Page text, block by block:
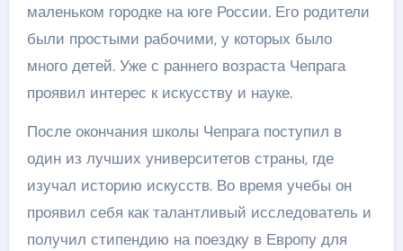
маленьком городке на юге России. Его родители
были простыми рабочими, у которых было
много детей. Уже с раннего возраста Чепрага
проявил интерес к искусству и науке.
После окончания школы Чепрага поступил в
один из лучших университетов страны, где
изучал историю искусств. Во время учебы он
проявил себя как талантливый исследователь и
получил стипендию на поездку в Европу для